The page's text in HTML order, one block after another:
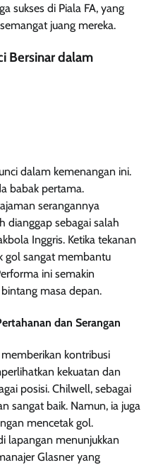
sukses di Piala FA, yang
juang mereka.
Bersinar dalam
dalam kemenangan ini.
babak pertama.
serangannya
dianggap sebagai salah
Inggris. Ketika tekanan
gol sangat membantu
ini semakin
masa depan.
dan Serangan
kontribusi
kekuatan dan
posisi. Chilwell, sebagai
sangat baik. Namun, ia juga
mencetak gol.
lapangan menunjukkan
Glasner yang